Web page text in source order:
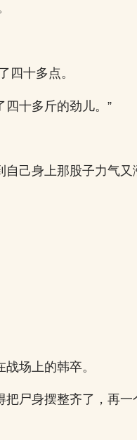
四十多点。
十多斤的劲儿。”
己身上那股子力气又
场上的韩卒。
尸身摆整齐了，再一